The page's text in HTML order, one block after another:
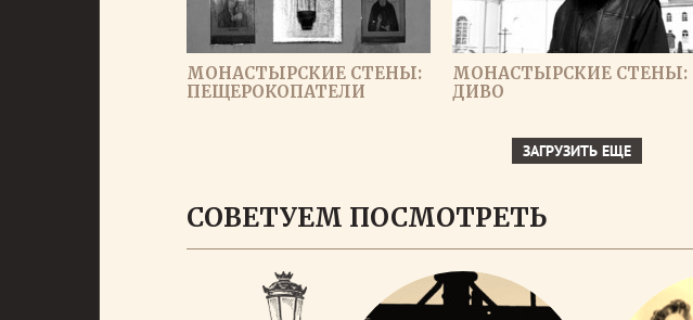
МОНАСТЫРСКИЕ СТЕНЫ:
ПЕЩЕРОКОПАТЕЛИ
МОНАСТЫРСКИЕ СТЕНЫ:
ДИВО
ЗАГРУЗИТЬ ЕЩЕ
СОВЕТУЕМ ПОСМОТРЕТЬ